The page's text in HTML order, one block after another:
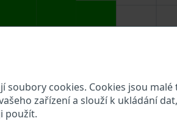
soubory cookies. Cookies jsou malé
zařízení a slouží k ukládání
použít.